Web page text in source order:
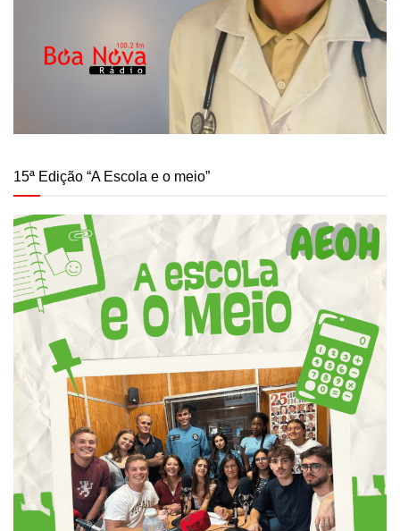
15ª Edição “A Escola e o meio”